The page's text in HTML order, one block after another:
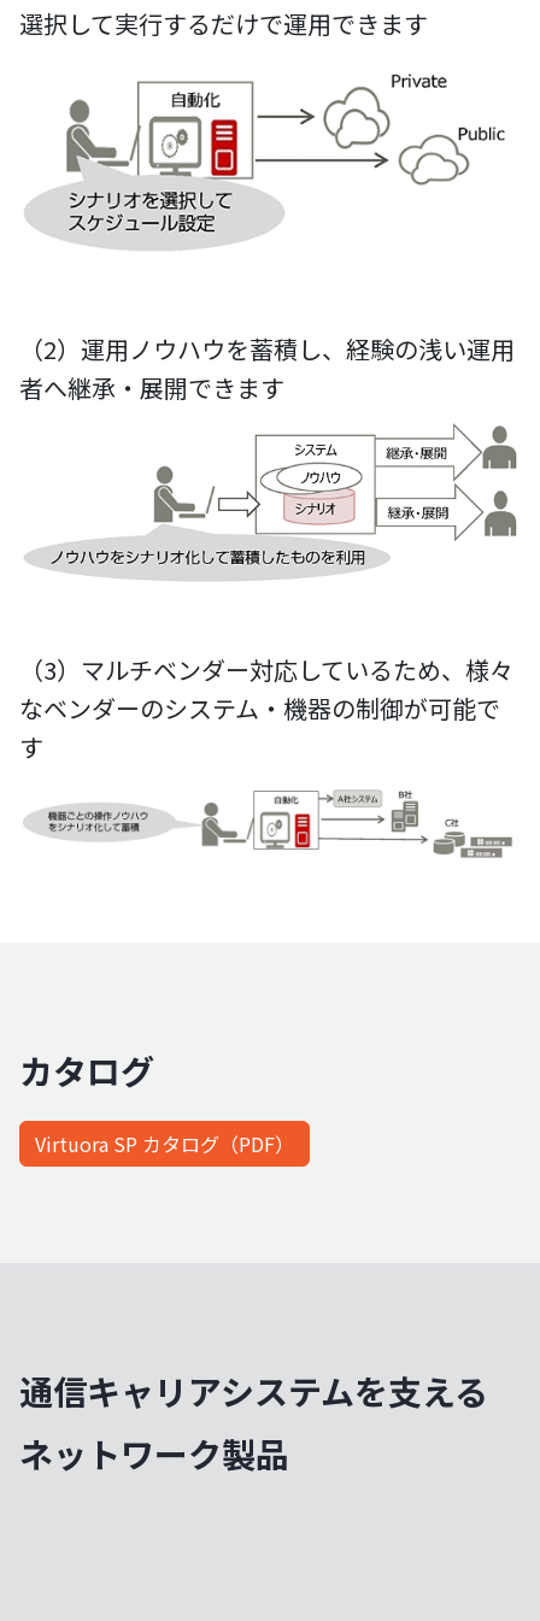
選択して実行するだけで運用できます
（2）運用ノウハウを蓄積し、経験の浅い運用
者へ継承・展開できます
（3）マルチベンダー対応しているため、様々
なベンダーのシステム・機器の制御が可能で
す
カタログ
Virtuora SP カタログ（PDF）
通信キャリアシステムを支える
ネットワーク製品